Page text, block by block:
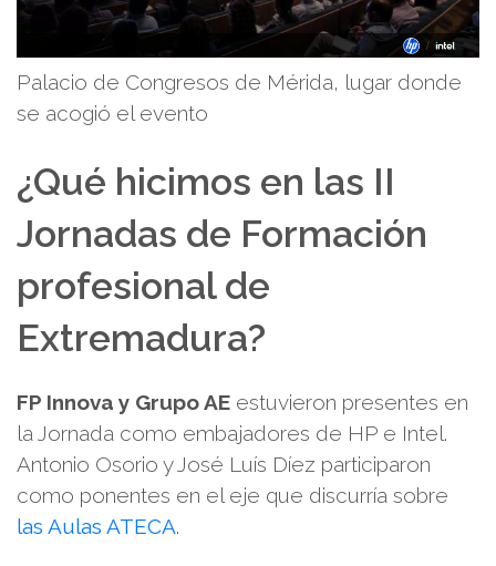
Palacio de Congresos de Mérida, lugar donde
se acogió el evento
¿Qué hicimos en las II
Jornadas de Formación
profesional de
Extremadura?
FP Innova y Grupo AE estuvieron presentes en
la Jornada como embajadores de HP e Intel.
Antonio Osorio y José Luís Díez participaron
como ponentes en el eje que discurría sobre
las Aulas ATECA.